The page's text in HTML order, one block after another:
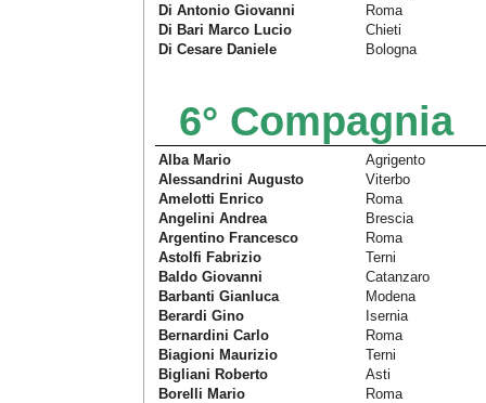
Di Antonio Giovanni
Roma
Di Bari Marco Lucio
Chieti
Di Cesare Daniele
Bologna
6° Compagnia
Alba Mario
Agrigento
Alessandrini Augusto
Viterbo
Amelotti Enrico
Roma
Angelini Andrea
Brescia
Argentino Francesco
Roma
Astolfi Fabrizio
Terni
Baldo Giovanni
Catanzaro
Barbanti Gianluca
Modena
Berardi Gino
Isernia
Bernardini Carlo
Roma
Biagioni Maurizio
Terni
Bigliani Roberto
Asti
Borelli Mario
Roma